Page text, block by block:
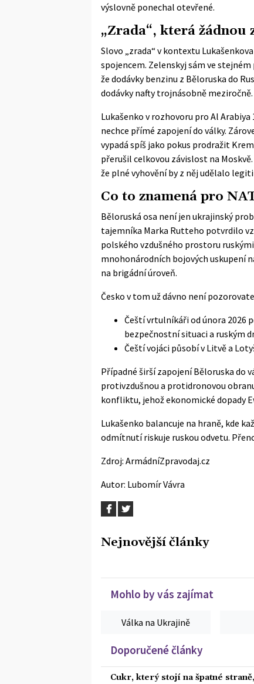
výslovně ponechal otevřené.
„Zrada“, která žádnou
Slovo „zrada“ v kontextu
spojencem. Zelenskyj sám ve
že dodávky benzinu z Běloruska do
dodávky nafty trojnásobně
Lukašenko v rozhovoru pro Al
nechce přímé zapojení do války.
vypadá spíš jako pokus prodražit
přerušil celkovou závislost na
že plné vyhovění by z něj udělalo
Co to znamená pro
Běloruská osa není jen ukrajinský
tajemníka Marka Rutteho potvrdilo
polského vzdušného prostoru
mnohonárodních bojových uskupení
na brigádní úroveň.
Česko v tom už dávno není
Čeští vrtulníkáři od února 2026
bezpečnostní situaci a ruským
Čeští vojáci působí v Litvě a
Případné širší zapojení Běloruska do
protivzdušnou a protidronovou
konfliktu, jehož ekonomické dopady
Lukašenko balancuje na hraně, kde
odmítnutí riskuje ruskou odvetu.
Zdroj: ArmádníZpravodaj.cz
Autor: Lubomír Vávra
Nejnovější články
Mohlo by vás zajímat
Válka na Ukrajině
Doporučené články
Cukr, který stojí na špatné